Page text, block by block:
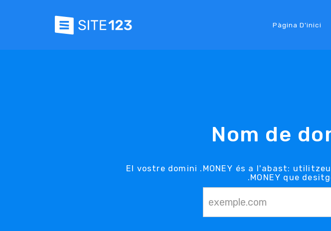
Pàgina D'inici
Nom de
El vostre domini .MONEY és a l'abast:
.MONEY que